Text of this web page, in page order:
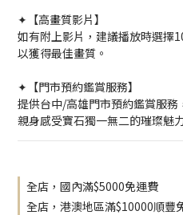
✦【高畫質影片】
如有附上影片，建議播放時選擇
以獲得最佳畫質。
✦【門市預約鑑賞服務】
提供台中/高雄門市預約鑑賞服務
親身感受寶石獨一無二的璀璨魅
全店，國內滿$5000免運費
全店，港澳地區滿$10000順豐